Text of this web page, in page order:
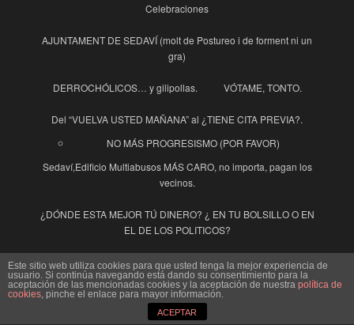
Celebraciones
AJUNTAMENT DE SEDAVÍ (molt de Postureo i de forment ni un
gra)
DERROCHÓLICOS… y gilipollas. VÓTAME, TONTO.
Del “VUELVA USTED MAÑANA” al ¿TIENE CITA PREVIA?.
NO MÁS PROGRESISMO (POR FAVOR)
Sedaví,Edificio Multiabusos MÁS CARO, no importa, pagan los
vecinos.
¿DÓNDE ESTA MEJOR TÚ DINERO? ¿ EN TU BOLSILLO O EN
EL DE LOS POLITICOS?
Sedaví Edificio Multiusos MÁS TARDE, MÁS CARO, MÁS FEO.
INDECENTES El Pensador en Cuarentena
Este sitio web utiliza cookies para que usted tenga la mejor experiencia de
usuario. Si continúa navegando está dando su consentimiento para la
aceptación de las mencionadas cookies y la aceptación de nuestra política de
cookies, pinche el enlace para mayor información.
ACEPTAR